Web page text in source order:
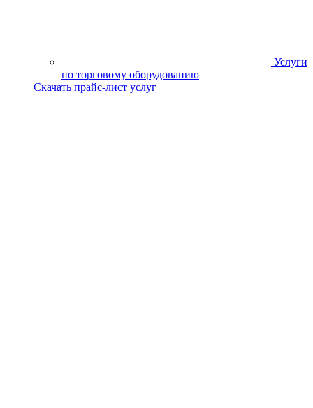
Услуги
по торговому оборудованию
Скачать прайс-лист услуг